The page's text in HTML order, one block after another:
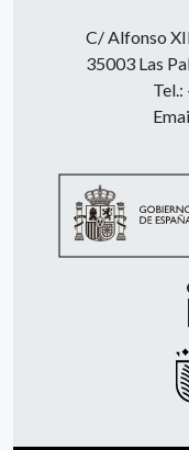
C/ Alfonso
35003 Las